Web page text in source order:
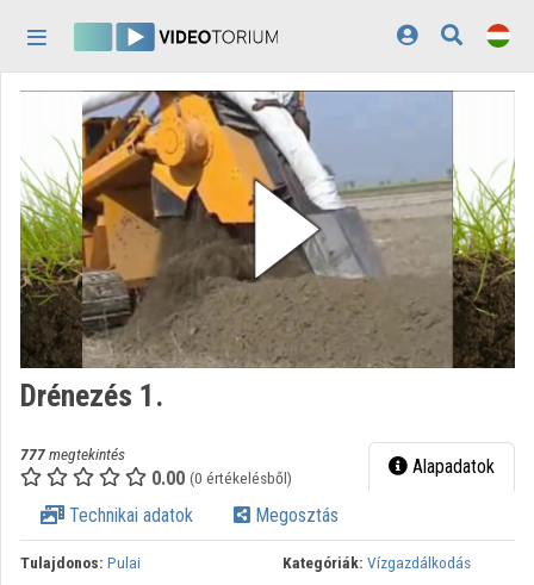
Kezdőlap
Bejelentkezés
Felfedezés
Kategóriák
Lejátszási listák
Intézmények
Közreműködők
Megjelenés:
Drénezés 1.
777megtekintés
0.00 (0 értékelésből) Alapadatok
Technikai adatok Megosztás
Tulajdonos: Pulai Kategóriák: Vízgazdálkodás